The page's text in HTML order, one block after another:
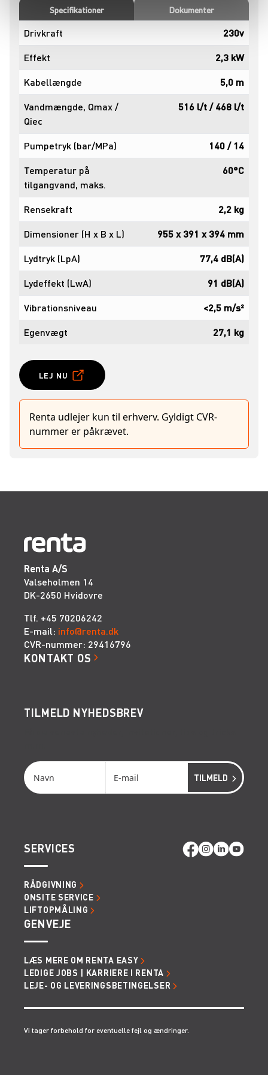
Specifikationer Dokumenter
Drivkraft
230v
Effekt
2,3 kW
Kabellængde
5,0 m
Vandmængde, Qmax /
Qiec
516 l/t / 468 l/t
Pumpetryk (bar/MPa)
140 / 14
Temperatur på
tilgangvand, maks.
60°C
Rensekraft
2,2 kg
Dimensioner (H x B x L)
955 x 391 x 394 mm
Lydtryk (LpA)
77,4 dB(A)
Lydeffekt (LwA)
91 dB(A)
Vibrationsniveau
<2,5 m/s²
Egenvægt
27,1 kg
LEJ NU
Renta udlejer kun til erhverv. Gyldigt CVR-
nummer er påkrævet.
Renta A/S
Valseholmen 14
DK-2650 Hvidovre
Tlf. +45 70206242
E-mail: info@renta.dk
CVR-nummer: 29416796
KONTAKT OS
TILMELD NYHEDSBREV
SERVICES
RÅDGIVNING
ONSITE SERVICE
LIFTOPMÅLING
GENVEJE
LÆS MERE OM RENTA EASY
LEDIGE JOBS | KARRIERE I RENTA
LEJE- OG LEVERINGSBETINGELSER
Vi tager forbehold for eventuelle fejl og ændringer.